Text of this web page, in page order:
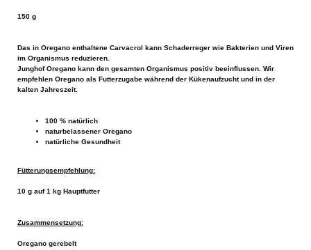
150 g
Das in Oregano enthaltene Carvacrol kann Schaderreger wie Bakterien und Viren
im Organismus reduzieren.
Junghof Oregano kann den gesamten Organismus positiv beeinflussen. Wir
empfehlen Oregano als Futterzugabe während der Kükenaufzucht und in der
kalten Jahreszeit.
100 % natürlich
naturbelassener Oregano
natürliche Gesundheit
Fütterungsempfehlung:
10 g auf 1 kg Hauptfutter
Zusammensetzung:
Oregano gerebelt